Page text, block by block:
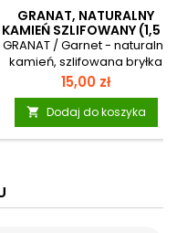
GRANAT, NATURALNY
KAMIEŃ SZLIFOWANY (1,5 ~
2 CM)
GRANAT / Garnet - naturalny
kamień, szlifowana bryłka
Minerał szlifowany. Uwagi:
Ewentualna obecność
spękań, pustek i zagłębień
oraz inkluzji innych minerałów
jest cechą naturalną
Każdy kamień ma swój
Cena
15,00 zł
 Dodaj do koszyka